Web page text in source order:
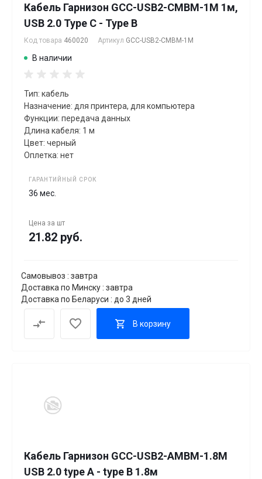
Кабель Гарнизон GCC-USB2-CMBM-1M 1м,
USB 2.0 Type C - Type B
Код товара 460020 Артикул GCC-USB2-CMBM-1M
В наличии
Тип: кабель
Назначение: для принтера, для компьютера
Функции: передача данных
Длина кабеля: 1 м
Цвет: черный
Оплетка: нет
ГАРАНТИЙНЫЙ СРОК
36 мес.
Цена за шт
21.82 руб.
Самовывоз : завтра
Доставка по Минску : завтра
Доставка по Беларуси : до 3 дней
В корзину
Кабель Гарнизон GCC-USB2-AMBM-1.8M
USB 2.0 type А - type B 1.8м